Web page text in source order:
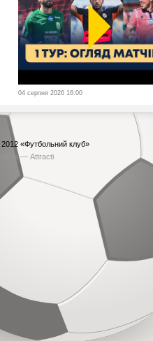
04 серпня 2026 16:00
«Футбольний клуб»
— Attracti